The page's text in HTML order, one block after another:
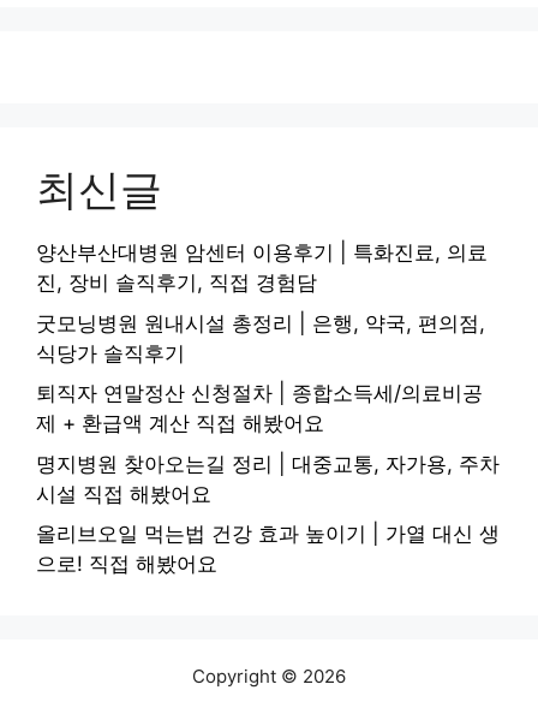
최신글
양산부산대병원 암센터 이용후기 | 특화진료, 의료
진, 장비 솔직후기, 직접 경험담
굿모닝병원 원내시설 총정리 | 은행, 약국, 편의점,
식당가 솔직후기
퇴직자 연말정산 신청절차 | 종합소득세/의료비공
제 + 환급액 계산 직접 해봤어요
명지병원 찾아오는길 정리 | 대중교통, 자가용, 주차
시설 직접 해봤어요
올리브오일 먹는법 건강 효과 높이기 | 가열 대신 생
으로! 직접 해봤어요
Copyright © 2026